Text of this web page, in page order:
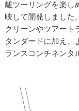
離ツーリングを楽し
映して開発しました
クリーンやツアート
タンダードに加え、
ランスコンチネンタ